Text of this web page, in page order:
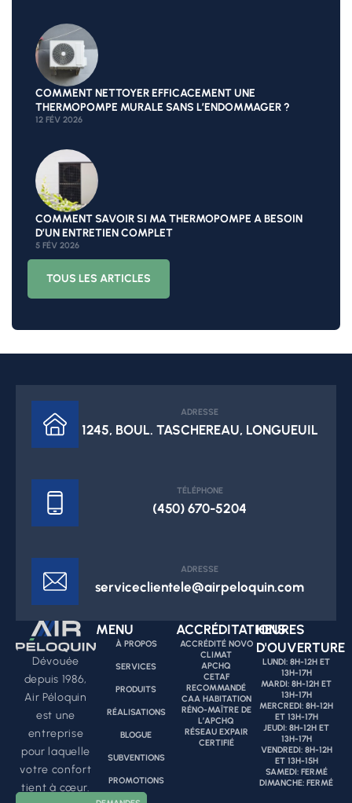
COMMENT NETTOYER EFFICACEMENT UNE
THERMOPOMPE MURALE SANS L’ENDOMMAGER ?
12 FÉV 2026
COMMENT SAVOIR SI MA THERMOPOMPE A BESOIN
D’UN ENTRETIEN COMPLET
5 FÉV 2026
TOUS LES ARTICLES
ADRESSE
1245, BOUL. TASCHEREAU, LONGUEUIL
TÉLÉPHONE
(450) 670-5204
ADRESSE
serviceclientele@airpeloquin.com
Dévouée
depuis 1986,
Air Péloquin
est une
entreprise
pour laquelle
votre confort
tient à cœur.
MENU
À PROPOS
SERVICES
PRODUITS
RÉALISATIONS
BLOGUE
SUBVENTIONS
PROMOTIONS
ACCRÉDITATIONS
ACCRÉDITÉ NOVO
CLIMAT
APCHQ
CETAF
RECOMMANDÉ
CAA HABITATION
RÉNO-MAÎTRE DE
L’APCHQ
RÉSEAU EXPAIR
CERTIFIÉ
HEURES
D'OUVERTURE
LUNDI: 8H-12H ET
13H-17H
MARDI: 8H-12H ET
13H-17H
MERCREDI: 8H-12H
ET 13H-17H
JEUDI: 8H-12H ET
13H-17H
VENDREDI: 8H-12H
ET 13H-15H
SAMEDI: FERMÉ
DIMANCHE: FERMÉ